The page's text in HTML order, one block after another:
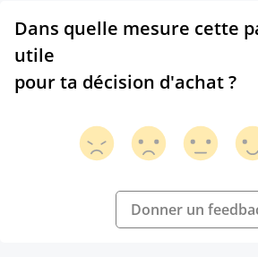
Dans quelle mesure cette
utile
pour ta décision d'achat ?
Donner un